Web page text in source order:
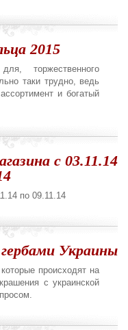
2015
торжественного
таки трудно, ведь
и богатый
с 03.11.14
по 09.11.14
Украины
происходят на
с украинской